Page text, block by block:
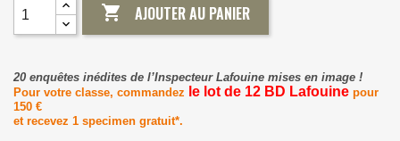
 AJOUTER AU PANIER
20 enquêtes inédites de l’Inspecteur Lafouine mises en image !
Pour votre classe, commandez le lot de 12 BD Lafouine pour
150 €
et recevez 1 specimen gratuit*.